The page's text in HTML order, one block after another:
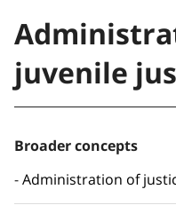
juvenile
Broader concepts
Administration of